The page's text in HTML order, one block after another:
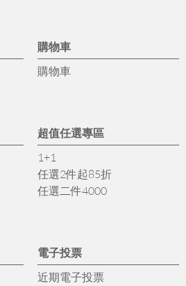
購物車
購物車
超值任選專區
1+1
任選2件起85折
任選二件4000
電子投票
近期電子投票